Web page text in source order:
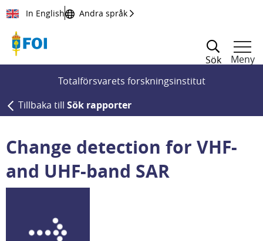
Till innehållet
In English Andra språk
Sök
Meny
Totalförsvarets forskningsinstitut
Tillbaka till Sök rapporter
Change detection for VHF-
and UHF-band SAR